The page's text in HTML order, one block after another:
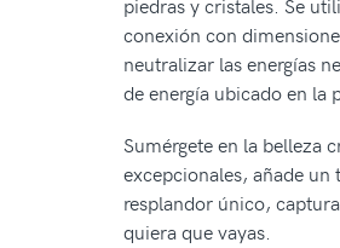
conexión con
neutralizar las energías
de energía ubicado en la
Sumérgete en la belleza
excepcionales, añade
resplandor único,
quiera que vayas.